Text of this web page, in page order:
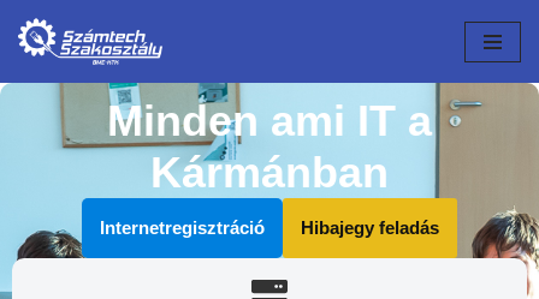
Minden ami IT a
Kármánban
Internetregisztráció Hibajegy feladás